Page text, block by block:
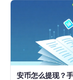
安币怎么提现？